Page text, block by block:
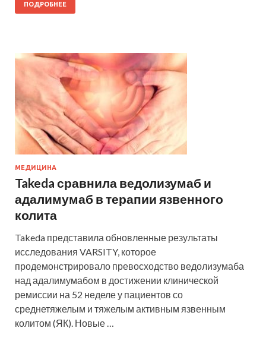
ПОДРОБНЕЕ
МЕДИЦИНА
Takeda сравнила ведолизумаб и
адалимумаб в терапии язвенного
колита
Takeda представила обновленные результаты
исследования VARSITY, которое
продемонстрировало превосходство ведолизумаба
над адалимумабом в достижении клинической
ремиссии на 52 неделе у пациентов со
среднетяжелым и тяжелым активным язвенным
колитом (ЯК). Новые …